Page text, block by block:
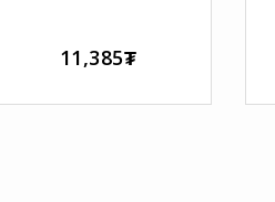
ГАРЫН АВЛАГА
11,385₮